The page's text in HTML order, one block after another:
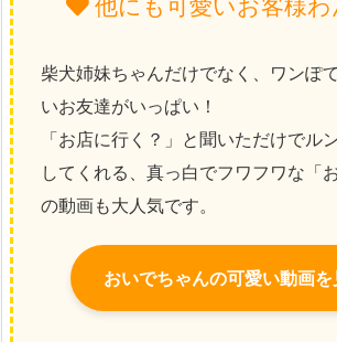
他にも可愛いお客様わ
柴犬姉妹ちゃんだけでなく、ワンぽ
いお友達がいっぱい！
「お店に行く？」と聞いただけでル
してくれる、真っ白でフワフワな「
の動画も大人気です。
おいでちゃんの可愛い動画を